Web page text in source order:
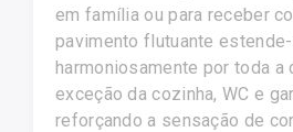
em família ou para receber
pavimento flutuante
harmoniosamente por toda a
exceção da cozinha, WC e
reforçando a sensação de